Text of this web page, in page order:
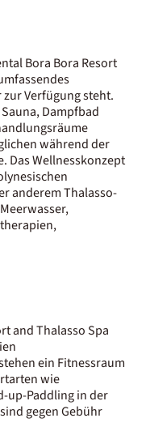
Bora Bora Resort
Verfügung steht.
Dampfbad
während der
Das Wellnesskonzept
anderem Thalasso-
and Thalasso Spa
ein Fitnessraum
wie
up-Paddling in der
gegen Gebühr